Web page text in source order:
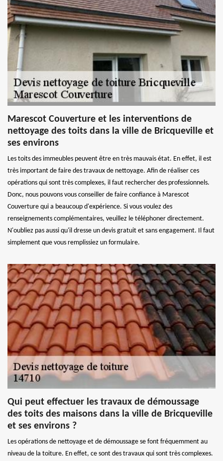
Marescot Couverture et les interventions de
nettoyage des toits dans la ville de Bricqueville et
ses environs
Les toits des immeubles peuvent être en très mauvais état. En effet, il est
très important de faire des travaux de nettoyage. Afin de réaliser ces
opérations qui sont très complexes, il faut rechercher des professionnels.
Donc, nous pouvons vous conseiller de faire confiance à Marescot
Couverture qui a beaucoup d'expérience. Si vous voulez des
renseignements complémentaires, veuillez le téléphoner directement.
N'oubliez pas aussi qu'il dresse un devis gratuit et sans engagement. Il faut
simplement que vous remplissiez un formulaire.
Qui peut effectuer les travaux de démoussage
des toits des maisons dans la ville de Bricqueville
et ses environs ?
Les opérations de nettoyage et de démoussage se font fréquemment au
niveau de la toiture. En effet, ce sont des travaux qui sont très complexes.